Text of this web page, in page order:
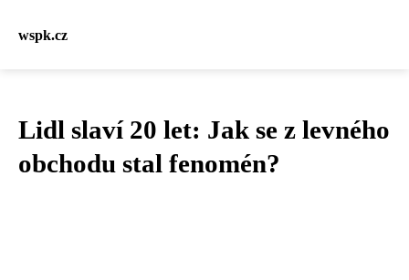
wspk.cz
Lidl slaví 20 let: Jak se z levného
obchodu stal fenomén?